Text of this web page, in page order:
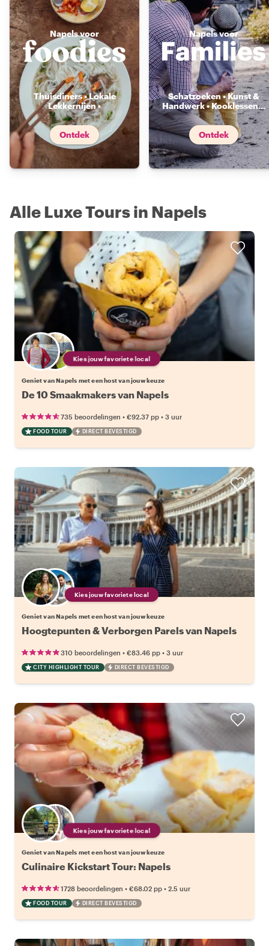
Napels voor
Thuisdiners • Lokale
Lekkernijen •
Voedselmarkten...
Ontdek
Napels voor
Schatzoeken • Kunst &
Handwerk • Kooklessen...
Ontdek
Alle Luxe Tours in Napels
Kies jouw favoriete local
Geniet van Napels met een host van jouw keuze
De 10 Smaakmakers van Napels
735 beoordelingen • €92.37 pp • 3 uur
FOOD TOUR DIRECT BEVESTIGD
Kies jouw favoriete local
Geniet van Napels met een host van jouw keuze
Hoogtepunten & Verborgen Parels van Napels
310 beoordelingen • €83.46 pp • 3 uur
CITY HIGHLIGHT TOUR DIRECT BEVESTIGD
Kies jouw favoriete local
Geniet van Napels met een host van jouw keuze
Culinaire Kickstart Tour: Napels
1728 beoordelingen • €68.02 pp • 2.5 uur
FOOD TOUR DIRECT BEVESTIGD